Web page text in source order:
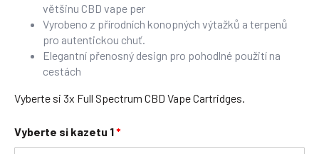
většinu CBD vape per
Vyrobeno z přírodních konopných výtažků a terpenů
pro autentickou chuť.
Elegantní přenosný design pro pohodlné použití na
cestách
Vyberte si 3x Full Spectrum CBD Vape Cartridges.
Vyberte si kazetu 1